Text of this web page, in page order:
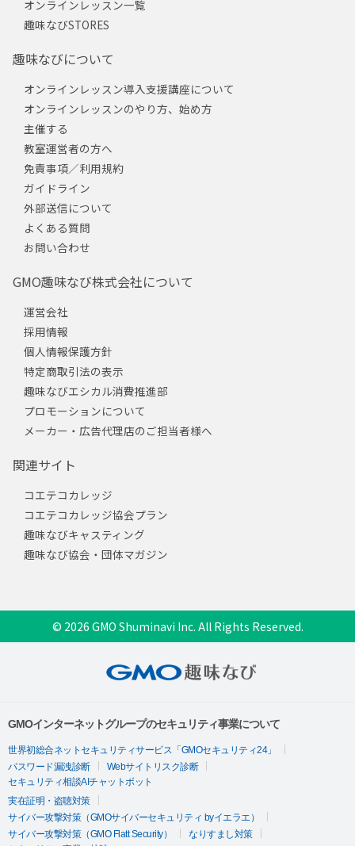
オンラインレッスン一覧
趣味なびSTORES
趣味なびについて
オンラインレッスン導入支援講座について
オンラインレッスンのやり方、始め方
主催する
教室運営者の方へ
免責事項／利用規約
ガイドライン
外部送信について
よくある質問
お問い合わせ
GMO趣味なび株式会社について
運営会社
採用情報
個人情報保護方針
特定商取引法の表示
趣味なびエシカル消費推進部
プロモーションについて
メーカー・広告代理店のご担当者様へ
関連サイト
コエテコカレッジ
コエテコカレッジ協会プラン
趣味なびキャスティング
趣味なび協会・団体マガジン
© 2026 GMO Shuminavi Inc. All Rights Reserved.